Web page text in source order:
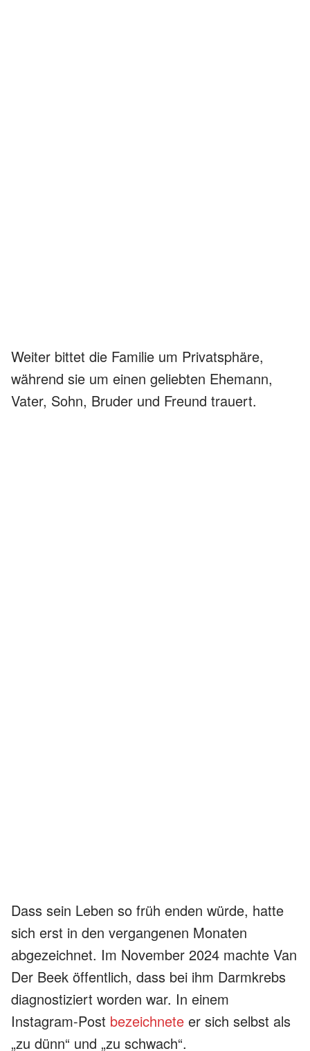
Weiter bittet die Familie um Privatsphäre,
während sie um einen geliebten Ehemann,
Vater, Sohn, Bruder und Freund trauert.
Dass sein Leben so früh enden würde, hatte
sich erst in den vergangenen Monaten
abgezeichnet. Im November 2024 machte Van
Der Beek öffentlich, dass bei ihm Darmkrebs
diagnostiziert worden war. In einem
Instagram-Post bezeichnete er sich selbst als
„zu dünn“ und „zu schwach“.